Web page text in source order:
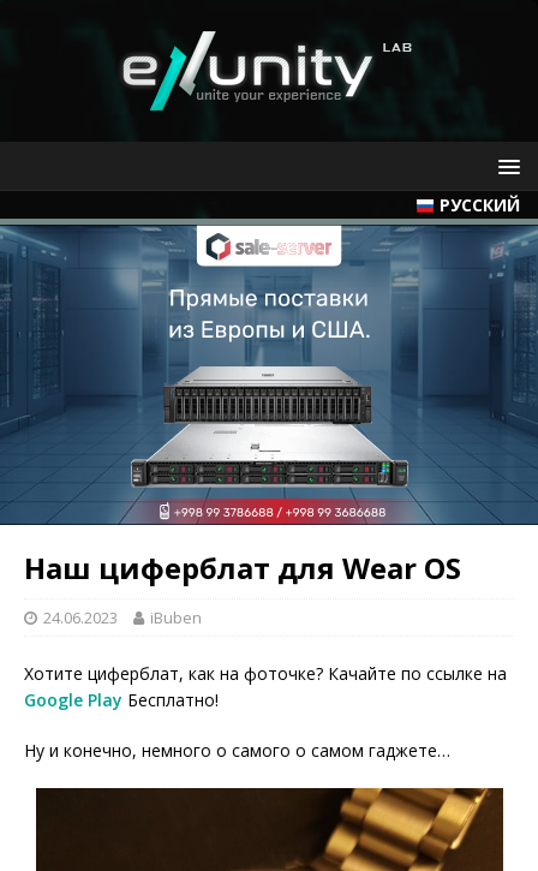
РУССКИЙ
Наш циферблат для Wear OS
24.06.2023 iBuben
Хотите циферблат, как на фоточке? Качайте по ссылке на
Google Play Бесплатно!
Ну и конечно, немного о самого о самом гаджете…